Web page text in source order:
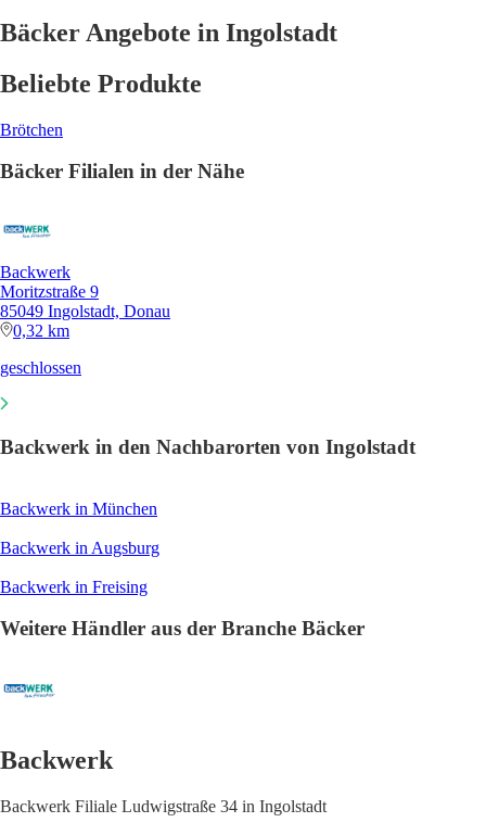
Bäcker Angebote in Ingolstadt
Beliebte Produkte
Brötchen
Bäcker Filialen in der Nähe
Backwerk
Moritzstraße 9
85049 Ingolstadt, Donau
0,32 km
geschlossen
Backwerk in den Nachbarorten von Ingolstadt
Backwerk in München
Backwerk in Augsburg
Backwerk in Freising
Weitere Händler aus der Branche Bäcker
Backwerk
Backwerk Filiale Ludwigstraße 34 in Ingolstadt